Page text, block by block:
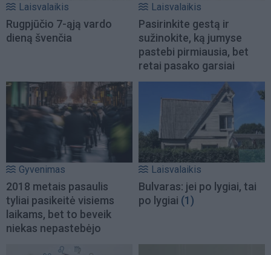
Laisvalaikis
Rugpjūčio 7-ąją vardo
dieną švenčia
Laisvalaikis
Pasirinkite gestą ir
sužinokite, ką jumyse
pastebi pirmiausia, bet
retai pasako garsiai
Gyvenimas
2018 metais pasaulis
tyliai pasikeitė visiems
laikams, bet to beveik
niekas nepastebėjo
Laisvalaikis
Bulvaras: jei po lygiai, tai
po lygiai (1)